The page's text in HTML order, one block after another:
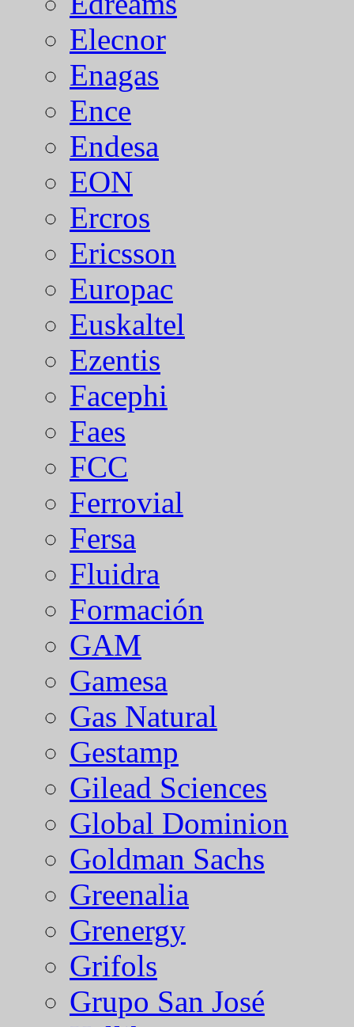
Elecnor
Enagas
Ence
Endesa
EON
Ercros
Ericsson
Europac
Euskaltel
Ezentis
Facephi
Faes
FCC
Ferrovial
Fersa
Fluidra
Formación
GAM
Gamesa
Gas Natural
Gestamp
Gilead Sciences
Global Dominion
Goldman Sachs
Greenalia
Grenergy
Grifols
Grupo San José